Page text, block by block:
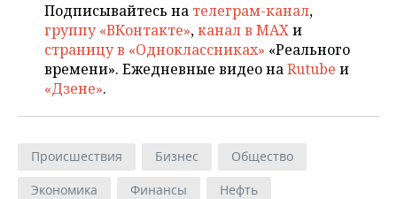
ONLINE-КОНФЕРЕНЦИИ
ОТКРЫТАЯ ЛЕКЦИЯ
ХОККЕЙ
БАСКЕТБОЛ
КИБЕРСПОРТ
ФИГУРНОЕ КАТАНИЕ
ВЛАСТЬ
ИНФРАСТРУКТУРА
КУЛЬТУРА
МЕДИЦИНА
СЮЖЕТЫ
СПРАВОЧНИК
СПИСОК КОМПАНИЙ
Подписывайтесь на телеграм-канал,
группу «ВКонтакте»,канал в MAXи
страницу в «Одноклассниках» «Реального
времени». Ежедневные видео наRutube и
«Дзене».
Происшествия Бизнес
Общество
Экономика
Финансы
Нефть